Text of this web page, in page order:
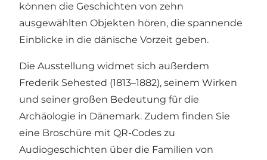
können die Geschichten von zehn
ausgewählten Objekten hören, die spannende
Einblicke in die dänische Vorzeit geben.
Die Ausstellung widmet sich außerdem
Frederik Sehested (1813–1882), seinem Wirken
und seiner großen Bedeutung für die
Archäologie in Dänemark. Zudem finden Sie
eine Broschüre mit QR-Codes zu
Audiogeschichten über die Familien von